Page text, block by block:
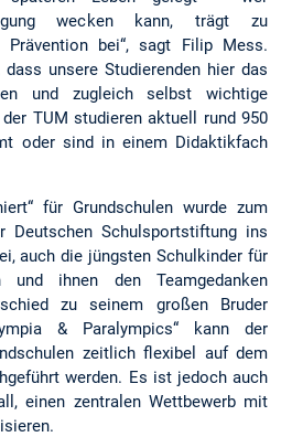
wecken kann, trägt zu
Prävention bei“, sagt Filip Mess.
dass unsere Studierenden hier das
und zugleich selbst wichtige
TUM studieren aktuell rund 950
oder sind in einem Didaktikfach
für Grundschulen wurde zum
Deutschen Schulsportstiftung ins
auch die jüngsten Schulkinder für
und ihnen den Teamgedanken
zu seinem großen Bruder
& Paralympics“ kann der
zeitlich flexibel auf dem
werden. Es ist jedoch auch
einen zentralen Wettbewerb mit